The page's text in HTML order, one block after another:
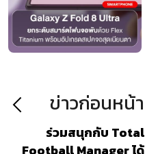
ข่าวก่อนหน้า
ร่วมสนุกกับ Total
Football Manager ได้